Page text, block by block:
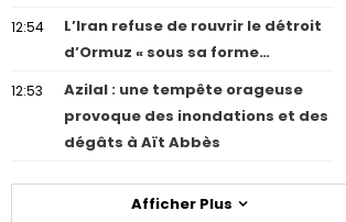
12:54
L’Iran refuse de rouvrir le détroit
d’Ormuz « sous sa forme…
12:53
Azilal : une tempête orageuse
provoque des inondations et des
dégâts à Aït Abbès
Afficher Plus